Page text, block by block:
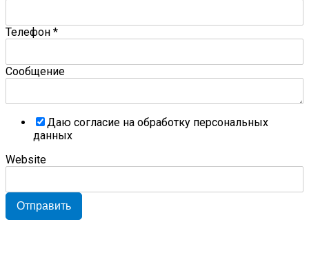
Телефон *
Сообщение
Даю согласие на обработку персональных
данных
Website
Отправить